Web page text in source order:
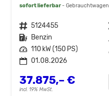
sofort lieferbar Gebrauchtwagen
Fahrzeugnr. 5124455
Kraftstoff Benzin
Leistung 110 kW (150 PS)
01.08.2026
37.875,– €
incl. 19% MwSt.